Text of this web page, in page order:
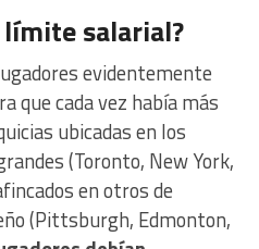
límite salarial?
evidentemente
quecada vez había más
ubicadas en los
(Toronto, New York,
en otros de
(Pittsburgh, Edmonton,